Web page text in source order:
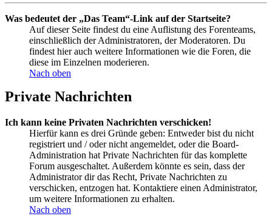
Was bedeutet der „Das Team“-Link auf der Startseite?
Auf dieser Seite findest du eine Auflistung des Forenteams,
einschließlich der Administratoren, der Moderatoren. Du
findest hier auch weitere Informationen wie die Foren, die
diese im Einzelnen moderieren.
Nach oben
Private Nachrichten
Ich kann keine Privaten Nachrichten verschicken!
Hierfür kann es drei Gründe geben: Entweder bist du nicht
registriert und / oder nicht angemeldet, oder die Board-
Administration hat Private Nachrichten für das komplette
Forum ausgeschaltet. Außerdem könnte es sein, dass der
Administrator dir das Recht, Private Nachrichten zu
verschicken, entzogen hat. Kontaktiere einen Administrator,
um weitere Informationen zu erhalten.
Nach oben